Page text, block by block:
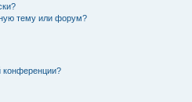
тему или форум?
конференции?